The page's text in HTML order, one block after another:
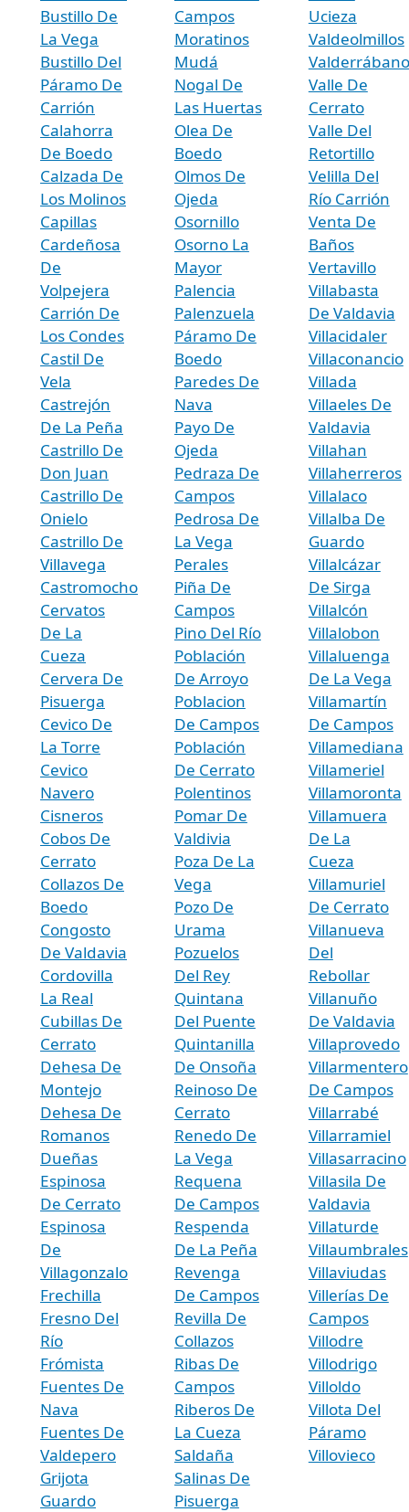
Bustillo De
La Vega
Bustillo Del
Páramo De
Carrión
Calahorra
De Boedo
Calzada De
Los Molinos
Capillas
Cardeñosa
De
Volpejera
Carrión De
Los Condes
Castil De
Vela
Castrejón
De La Peña
Castrillo De
Don Juan
Castrillo De
Onielo
Castrillo De
Villavega
Castromocho
Cervatos
De La
Cueza
Cervera De
Pisuerga
Cevico De
La Torre
Cevico
Navero
Cisneros
Cobos De
Cerrato
Collazos De
Boedo
Congosto
De Valdavia
Cordovilla
La Real
Cubillas De
Cerrato
Dehesa De
Montejo
Dehesa De
Romanos
Dueñas
Espinosa
De Cerrato
Espinosa
De
Villagonzalo
Frechilla
Fresno Del
Río
Frómista
Fuentes De
Nava
Fuentes De
Valdepero
Grijota
Guardo
Campos
Moratinos
Mudá
Nogal De
Las Huertas
Olea De
Boedo
Olmos De
Ojeda
Osornillo
Osorno La
Mayor
Palencia
Palenzuela
Páramo De
Boedo
Paredes De
Nava
Payo De
Ojeda
Pedraza De
Campos
Pedrosa De
La Vega
Perales
Piña De
Campos
Pino Del Río
Población
De Arroyo
Poblacion
De Campos
Población
De Cerrato
Polentinos
Pomar De
Valdivia
Poza De La
Vega
Pozo De
Urama
Pozuelos
Del Rey
Quintana
Del Puente
Quintanilla
De Onsoña
Reinoso De
Cerrato
Renedo De
La Vega
Requena
De Campos
Respenda
De La Peña
Revenga
De Campos
Revilla De
Collazos
Ribas De
Campos
Riberos De
La Cueza
Saldaña
Salinas De
Pisuerga
Ucieza
Valdeolmillos
Valderrábano
Valle De
Cerrato
Valle Del
Retortillo
Velilla Del
Río Carrión
Venta De
Baños
Vertavillo
Villabasta
De Valdavia
Villacidaler
Villaconancio
Villada
Villaeles De
Valdavia
Villahan
Villaherreros
Villalaco
Villalba De
Guardo
Villalcázar
De Sirga
Villalcón
Villalobon
Villaluenga
De La Vega
Villamartín
De Campos
Villamediana
Villameriel
Villamoronta
Villamuera
De La
Cueza
Villamuriel
De Cerrato
Villanueva
Del
Rebollar
Villanuño
De Valdavia
Villaprovedo
Villarmentero
De Campos
Villarrabé
Villarramiel
Villasarracino
Villasila De
Valdavia
Villaturde
Villaumbrales
Villaviudas
Villerías De
Campos
Villodre
Villodrigo
Villoldo
Villota Del
Páramo
Villovieco